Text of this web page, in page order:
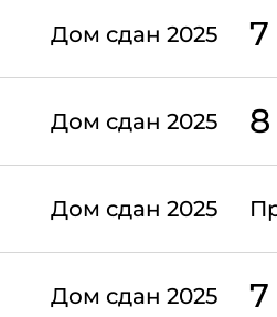
Дом сдан 2025 7
Дом сдан 2025
Дом сдан 2025
Дом сдан 2025 7